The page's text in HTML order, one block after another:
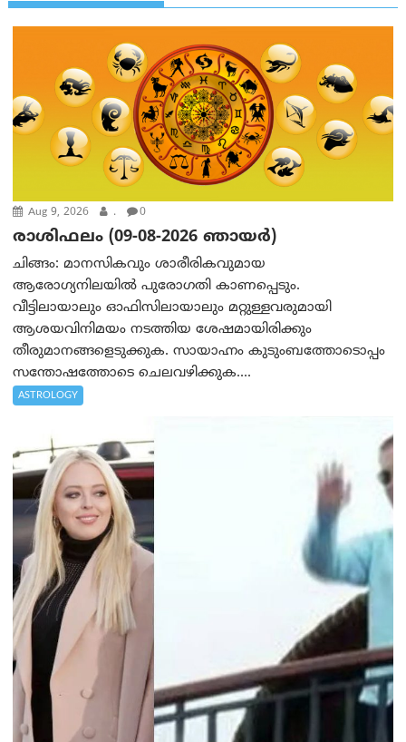
Aug 9, 2026 . 0
രാശിഫലം (09-08-2026 ഞായര്‍)
ചിങ്ങം: മാനസികവും ശാരീരികവുമായ
ആരോഗ്യനിലയിൽ പുരോഗതി കാണപ്പെടും.
വീട്ടിലായാലും ഓഫിസിലായാലും മറ്റുള്ളവരുമായി
ആശയവിനിമയം നടത്തിയ ശേഷമായിരിക്കും
തീരുമാനങ്ങളെടുക്കുക. സായാഹ്നം കുടുംബത്തോടൊപ്പം
സന്തോഷത്തോടെ ചെലവഴിക്കുക....
ASTROLOGY